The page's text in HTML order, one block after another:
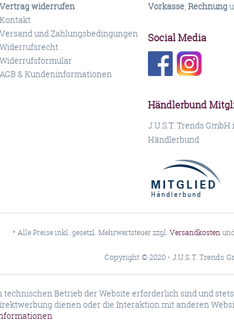
Vertrag widerrufen
Kontakt
Versand und Zahlungsbedingungen
Widerrufsrecht
Widerrufsformular
AGB & Kundeninformationen
Vorkasse, Rechnung
Social Media
Händlerbund
J.U.S.T. Trends
Händlerbund
* Alle Preise inkl. gesetzl. Mehrwertsteuer zzgl. Versandkosten
Copyright © 2020 - J.U.S.T. Trends
technischen Betrieb der Website erforderlich sind und
dienen oder die Interaktion mit anderen